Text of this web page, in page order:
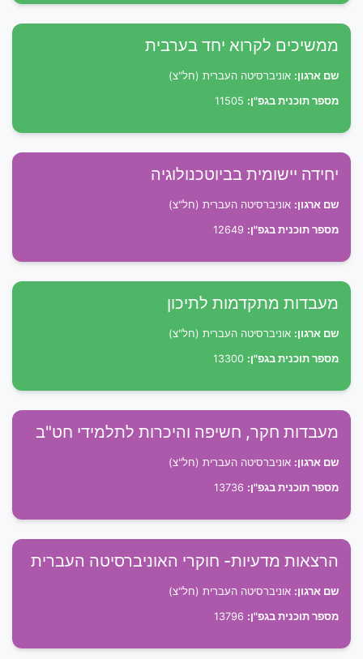
ממשיכים לקרוא יחד בערבית
שם ארגון: אוניברסיטה העברית (חל"צ)
מספר תוכנית בגפ"ן:
יחידה יישומית בביוטכנולוגיה
שם ארגון: אוניברסיטה העברית (חל"צ)
מספר תוכנית בגפ"ן:
מעבדות מתקדמות לתיכון
שם ארגון: אוניברסיטה העברית (חל"צ)
מספר תוכנית בגפ"ן:
מעבדות חקר, חשיפה והיכרות לתלמידי חט"ב
שם ארגון: אוניברסיטה העברית (חל"צ)
מספר תוכנית בגפ"ן:
הרצאות מדעיות- חוקרי האוניברסיטה העברית
שם ארגון: אוניברסיטה העברית (חל"צ)
מספר תוכנית בגפ"ן: